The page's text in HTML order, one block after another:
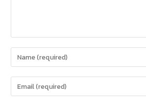
Enter
your
name
Enter
your